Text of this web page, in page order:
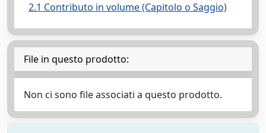
2.1 Contributo in volume (Capitolo o Saggio)
File in questo prodotto:
Non ci sono file associati a questo prodotto.